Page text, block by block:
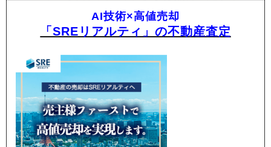
AI技術×高値売却
「SREリアルティ」の不動産査定